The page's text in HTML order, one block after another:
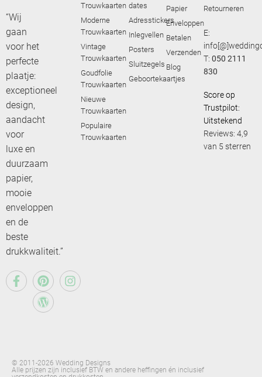
“Wij
gaan
voor het
perfecte
plaatje:
exceptioneel
design,
aandacht
voor
luxe en
duurzaam
papier,
mooie
enveloppen
en de
beste
drukkwaliteit.”
Trouwkaarten
Moderne
Trouwkaarten
Vintage
Trouwkaarten
Goudfolie
Trouwkaarten
Nieuwe
Trouwkaarten
Populaire
Trouwkaarten
dates
Adresstickers
Inlegvellen
Posters
Sluitzegels
Geboortekaartjes
Papier
Enveloppen
Betalen
Verzenden
Blog
Retourneren
E:
T:050 2111
830
Score op
Trustpilot:
Uitstekend
Reviews: 4,9
van 5 sterren
© 2011-2026 Wedding Designs
Alle prijzen zijn inclusief BTW en andere heffingen én inclusief